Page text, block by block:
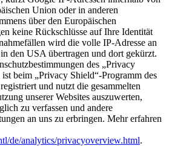
Union oder in anderen
über den Europäischen
keine Rückschlüsse auf Ihre Identität
wird die volle IP-Adresse an
den USA übertragen und dort gekürzt.
des „Privacy
beim „Privacy Shield“-Programm des
und nutzt die gesammelten
unserer Websites auszuwerten,
zu verfassen und andere
an uns zu erbringen. Mehr erfahren
de/analytics/privacyoverview.html.